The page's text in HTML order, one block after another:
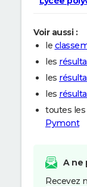
Voir aussi :
le
les
les
les
toutes
Pymont
A ne
Recevez